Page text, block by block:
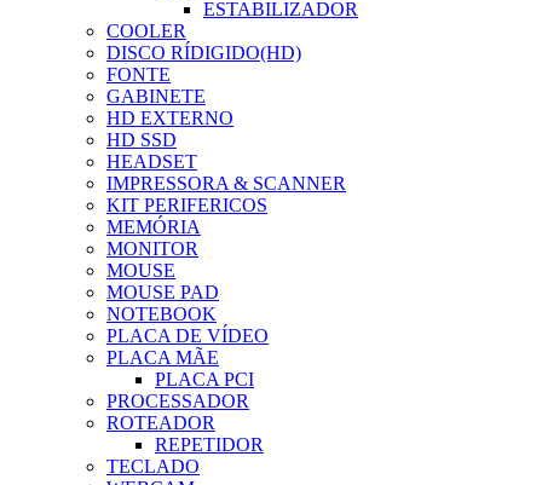
ESTABILIZADOR
COOLER
DISCO RÍDIGIDO(HD)
FONTE
GABINETE
HD EXTERNO
HD SSD
HEADSET
IMPRESSORA & SCANNER
KIT PERIFERICOS
MEMÓRIA
MONITOR
MOUSE
MOUSE PAD
NOTEBOOK
PLACA DE VÍDEO
PLACA MÃE
PLACA PCI
PROCESSADOR
ROTEADOR
REPETIDOR
TECLADO